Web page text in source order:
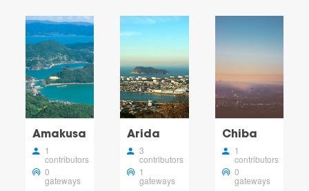
Amakusa
1
contributors
0
gateways
Arida
3
contributors
1
gateways
Chiba
1
contributors
0
gateways